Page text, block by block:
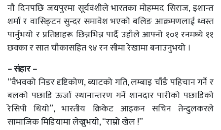
नौ दिनपछि जयपुरमा सूर्यवंशीले भारतका मोहम्मद सिराज, इशान्त
शर्मा र वासिङ्टन सुन्दर समावेश भएको बलिङ आक्रमणलाई ध्वस्त
पार्नुभयो र प्रतिष्ठाहरू छिन्नभिन्न पार्दै उहाँले आफ्नो १०१ रनमध्ये ११
छक्का र सात चौकासहित ९४ रन सीमा रेखामा बनाउनुभयो ।
– संहार –
“वैभवको निडर दृष्टिकोण, ब्याटको गति, लम्बाइ चाँडै पहिचान गर्ने र
बलको पछाडि ऊर्जा स्थानान्तरण गर्ने शानदार पारीको पछाडिको
रेसिपी थियो”, भारतीय क्रिकेट आइकन सचिन तेन्दुलकरले
सामाजिक मिडियामा लेख्नुभयो, “राम्रो खेल !”